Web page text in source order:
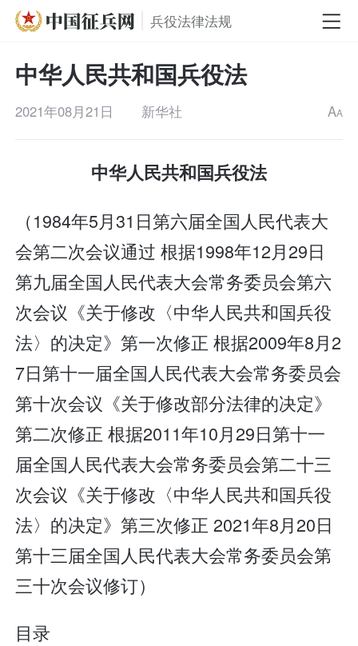
兵役法律法规
中华人民共和国兵役法
2021年08月21日 新华社 AA
中华人民共和国兵役法
（1984年5月31日第六届全国人民代表大
会第二次会议通过 根据1998年12月29日
第九届全国人民代表大会常务委员会第六
次会议《关于修改〈中华人民共和国兵役
法〉的决定》第一次修正 根据2009年8月2
7日第十一届全国人民代表大会常务委员会
第十次会议《关于修改部分法律的决定》
第二次修正 根据2011年10月29日第十一
届全国人民代表大会常务委员会第二十三
次会议《关于修改〈中华人民共和国兵役
法〉的决定》第三次修正 2021年8月20日
第十三届全国人民代表大会常务委员会第
三十次会议修订）
目录